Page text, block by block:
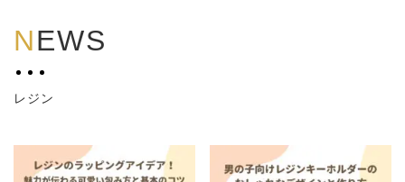
NEWS
レジン